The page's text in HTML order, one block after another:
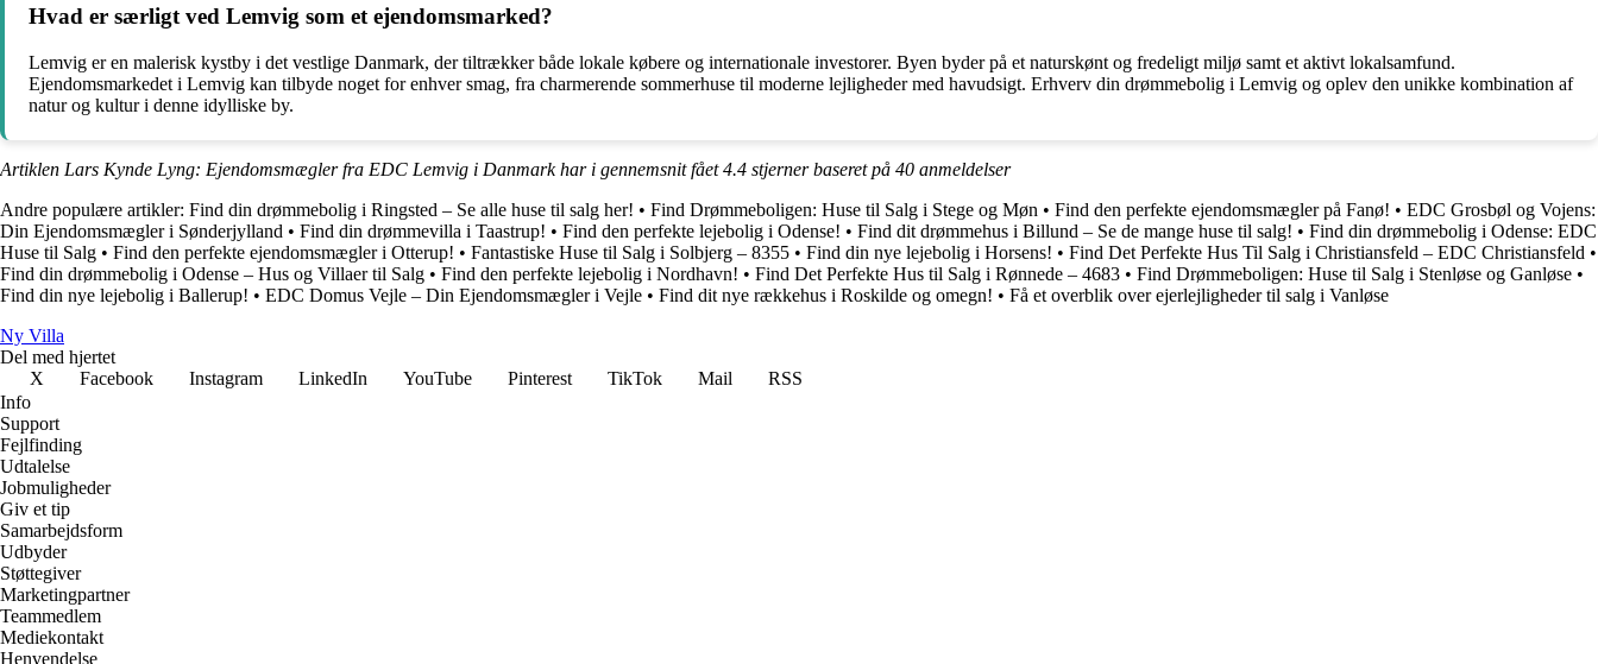
Hvad er særligt ved Lemvig som et ejendomsmarked?
Lemvig er en malerisk kystby i det vestlige Danmark, der tiltrækker både lokale købere og internationale investorer. Byen byder på et naturskønt og fredeligt miljø samt et aktivt lokalsamfund.
Ejendomsmarkedet i Lemvig kan tilbyde noget for enhver smag, fra charmerende sommerhuse til moderne lejligheder med havudsigt. Erhverv din drømmebolig i Lemvig og oplev den unikke kombination af
natur og kultur i denne idylliske by.
Artiklen Lars Kynde Lyng: Ejendomsmægler fra EDC Lemvig i Danmark har i gennemsnit fået4.4 stjerner baseret på 40 anmeldelser
Andre populære artikler: Find din drømmebolig i Ringsted – Se alle huse til salg her! • Find Drømmeboligen: Huse til Salg i Stege og Møn • Find den perfekte ejendomsmægler på Fanø! • EDC Grosbøl og Vojens:
Din Ejendomsmægler i Sønderjylland • Find din drømmevilla i Taastrup! • Find den perfekte lejebolig i Odense! • Find dit drømmehus i Billund – Se de mange huse til salg! • Find din drømmebolig i Odense: EDC
Huse til Salg • Find den perfekte ejendomsmægler i Otterup! • Fantastiske Huse til Salg i Solbjerg – 8355 • Find din nye lejebolig i Horsens! • Find Det Perfekte Hus Til Salg i Christiansfeld – EDC Christiansfeld •
Find din drømmebolig i Odense – Hus og Villaer til Salg • Find den perfekte lejebolig i Nordhavn! • Find Det Perfekte Hus til Salg i Rønnede – 4683 • Find Drømmeboligen: Huse til Salg i Stenløse og Ganløse •
Find din nye lejebolig i Ballerup! • EDC Domus Vejle – Din Ejendomsmægler i Vejle • Find dit nye rækkehus i Roskilde og omegn! • Få et overblik over ejerlejligheder til salg i Vanløse
Ny Villa
Del med hjertet
X
Facebook Instagram LinkedIn YouTube Pinterest TikTok Mail
RSS
Info
Support
Fejlfinding
Udtalelse
Jobmuligheder
Giv et tip
Samarbejdsform
Udbyder
Støttegiver
Marketingpartner
Teammedlem
Mediekontakt
Henvendelse